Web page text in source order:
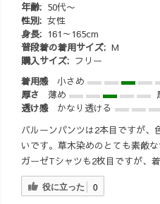
年齢: 50代〜
性別: 女性
身長: 161～165cm
普段着の着用サイズ: M
購入サイズ: フリー
着用感
小さめ
厚さ
薄め
透け感
かなり透ける
バルーンパンツは2本目ですが、
いです。草木染めのとても素敵な
ガーゼTシャツも2枚目ですが、
役に立った
0